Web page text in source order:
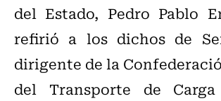
del Estado, Pedro Pablo
refirió a los dichos de
dirigente de la
del Transporte de